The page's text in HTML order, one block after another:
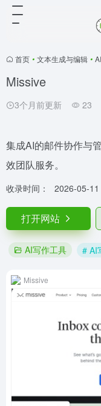
首页 • 文本生成与编辑 •
Missive
3个月前更新 23
集成AI的邮件协作与
效团队服务。
收录时间： 2026-05-11
打开网站
AI写作工具 # AI
Missive